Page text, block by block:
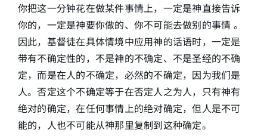
你把这一分钟花在做某件事情上，一定是神直接告诉
你的，一定是神要你做的、你不可能去做别的事情 。
因此，基督徒在具体情境中应用神的话语时，一定是
带有不确定性的，不是神的不确定、不是圣经的不确
定，而是在人的不确定，必然的不确定，因为我们是
人。否定这个不确定等于在否定人之为人，只有神有
绝对的确定，在任何事情上的绝对确定，但人是不可
能的，人也不可能从神那里复制到这种确定。